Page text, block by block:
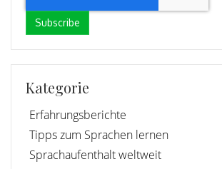
Kategorie
Erfahrungsberichte
Tipps zum Sprachen lernen
Sprachaufenthalt weltweit